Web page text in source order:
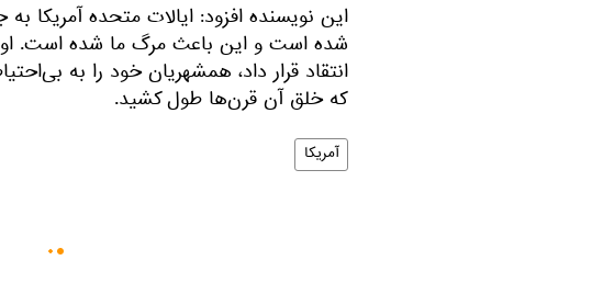
این نویسنده افزود: ایالات متحده آمریکا
شده است و این باعث مرگ ما شده است. او
انتقاد قرار داد، همشهریان خود را به
که خلق آن قرن‌ها طول کشید.
آمریکا